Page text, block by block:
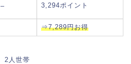
– 3,294ポイント
⇒7,289円お得
2人世帯